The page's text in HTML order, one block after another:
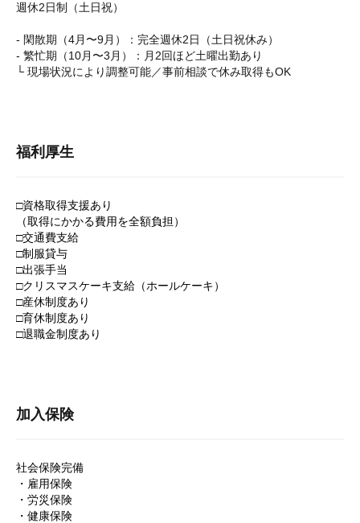
週休2日制（土日祝）
- 閑散期（4月〜9月）：完全週休2日（土日祝休み）
- 繁忙期（10月〜3月）：月2回ほど土曜出勤あり
└ 現場状況により調整可能／事前相談で休み取得もOK
福利厚生
□資格取得支援あり
（取得にかかる費用を全額負担）
□交通費支給
□制服貸与
□出張手当
□クリスマスケーキ支給（ホールケーキ）
□産休制度あり
□育休制度あり
□退職金制度あり
加入保険
社会保険完備
・雇用保険
・労災保険
・健康保険